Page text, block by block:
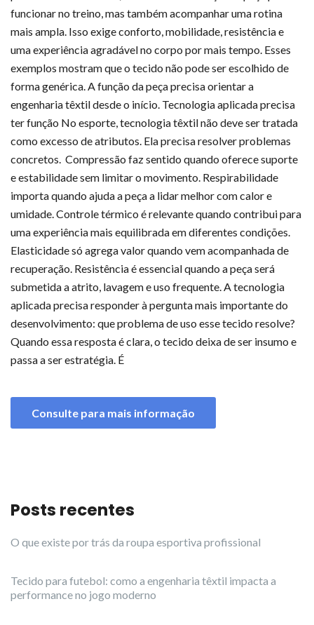
funcionar no treino, mas também acompanhar uma rotina
mais ampla. Isso exige conforto, mobilidade, resistência e
uma experiência agradável no corpo por mais tempo. Esses
exemplos mostram que o tecido não pode ser escolhido de
forma genérica. A função da peça precisa orientar a
engenharia têxtil desde o início. Tecnologia aplicada precisa
ter função No esporte, tecnologia têxtil não deve ser tratada
como excesso de atributos. Ela precisa resolver problemas
concretos. Compressão faz sentido quando oferece suporte
e estabilidade sem limitar o movimento. Respirabilidade
importa quando ajuda a peça a lidar melhor com calor e
umidade. Controle térmico é relevante quando contribui para
uma experiência mais equilibrada em diferentes condições.
Elasticidade só agrega valor quando vem acompanhada de
recuperação. Resistência é essencial quando a peça será
submetida a atrito, lavagem e uso frequente. A tecnologia
aplicada precisa responder à pergunta mais importante do
desenvolvimento: que problema de uso esse tecido resolve?
Quando essa resposta é clara, o tecido deixa de ser insumo e
passa a ser estratégia. É
Consulte para mais informação
Posts recentes
O que existe por trás da roupa esportiva profissional
Tecido para futebol: como a engenharia têxtil impacta a
performance no jogo moderno